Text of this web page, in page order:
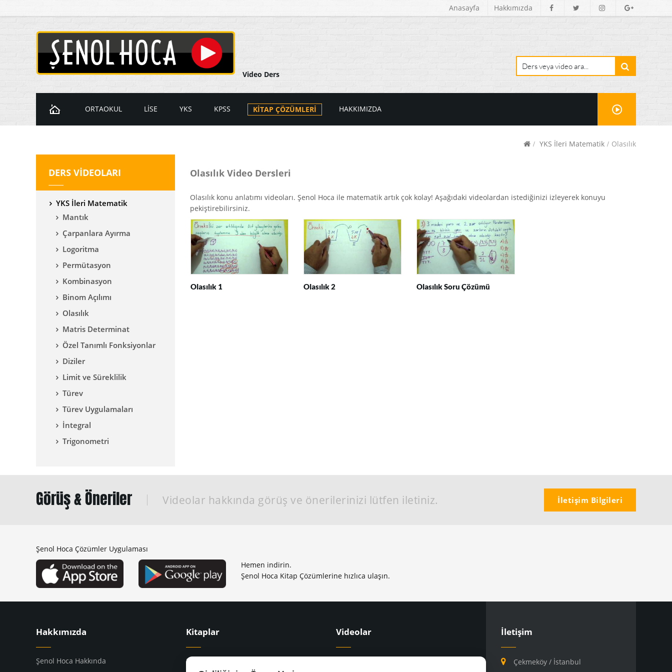
Anasayfa Hakkımızda
Video Ders
ORTAOKUL
8. Sınıf Videoları
LİSE
10. Sınıf Videoları
11. Sınıf Videoları
12. Sınıf Videoları
YKS
İleri Matematik
YKS Geometri
KPSS KİTAP ÇÖZÜMLERİ HAKKIMIZDA
YKS İleri Matematik Olasılık
DERS VİDEOLARI
YKS İleri Matematik
Mantık
Çarpanlara Ayırma
Logoritma
Permütasyon
Kombinasyon
Binom Açılımı
Olasılık
Matris Determinat
Özel Tanımlı Fonksiyonlar
Diziler
Limit ve Süreklilik
Türev
Türev Uygulamaları
İntegral
Trigonometri
Olasılık Video Dersleri
Olasılık konu anlatımı videoları. Şenol Hoca ile matematik artık çok kolay! Aşağıdaki videolardan istediğinizi izleyerek konuyu
pekiştirebilirsiniz.
Olasılık 1 Olasılık 2 Olasılık Soru Çözümü
Görüş & Öneriler Videolar hakkında görüş ve önerilerinizi lütfen iletiniz. İletişim Bilgileri
Şenol Hoca Çözümler Uygulaması
Hemen indirin.
Şenol Hoca Kitap Çözümlerine hızlıca ulaşın.
Hakkımızda
Şenol Hoca Hakkında
Kitaplar
8. Sınıf Kitapları
Videolar İletişim
Çekmeköy / İstanbul